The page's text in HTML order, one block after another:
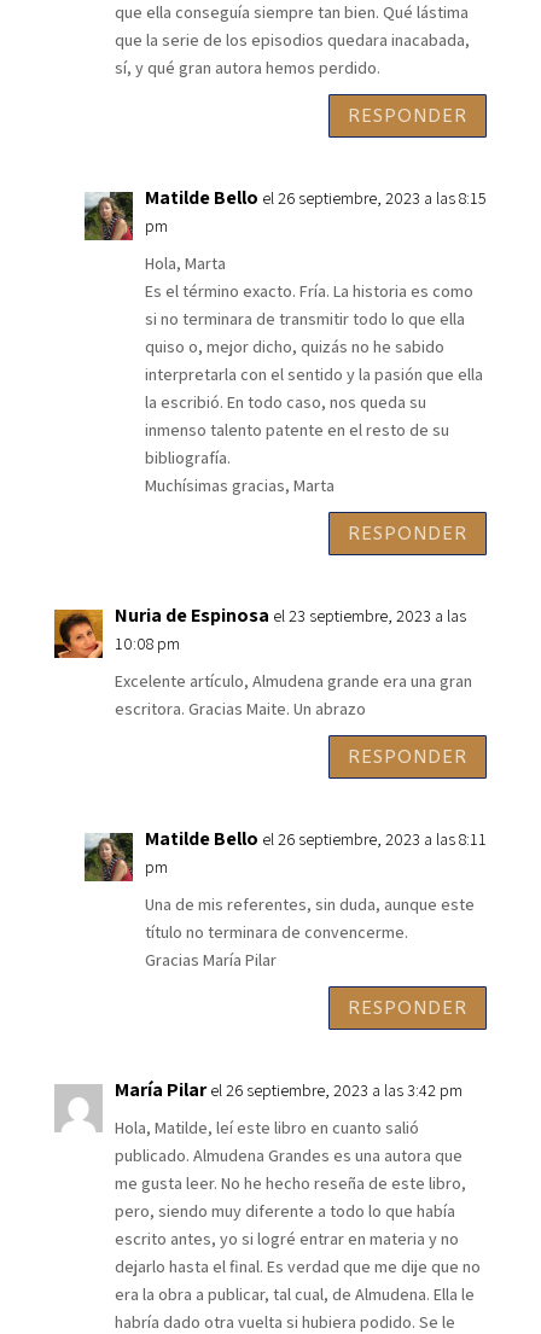
que ella conseguía siempre tan bien. Qué lástima
que la serie de los episodios quedara inacabada,
sí, y qué gran autora hemos perdido.
RESPONDER
Matilde Bello el 26 septiembre, 2023 a las 8:15
pm
Hola, Marta
Es el término exacto. Fría. La historia es como
si no terminara de transmitir todo lo que ella
quiso o, mejor dicho, quizás no he sabido
interpretarla con el sentido y la pasión que ella
la escribió. En todo caso, nos queda su
inmenso talento patente en el resto de su
bibliografía.
Muchísimas gracias, Marta
RESPONDER
Nuria de Espinosa el 23 septiembre, 2023 a las
10:08 pm
Excelente artículo, Almudena grande era una gran
escritora. Gracias Maite. Un abrazo
RESPONDER
Matilde Bello el 26 septiembre, 2023 a las 8:11
pm
Una de mis referentes, sin duda, aunque este
título no terminara de convencerme.
Gracias María Pilar
RESPONDER
María Pilar el 26 septiembre, 2023 a las 3:42 pm
Hola, Matilde, leí este libro en cuanto salió
publicado. Almudena Grandes es una autora que
me gusta leer. No he hecho reseña de este libro,
pero, siendo muy diferente a todo lo que había
escrito antes, yo si logré entrar en materia y no
dejarlo hasta el final. Es verdad que me dije que no
era la obra a publicar, tal cual, de Almudena. Ella le
habría dado otra vuelta si hubiera podido. Se le